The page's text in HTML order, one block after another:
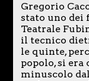
Gregorio
stato uno dei
Teatrale
il tecnico
le quinte,
popolo, si
minuscolo